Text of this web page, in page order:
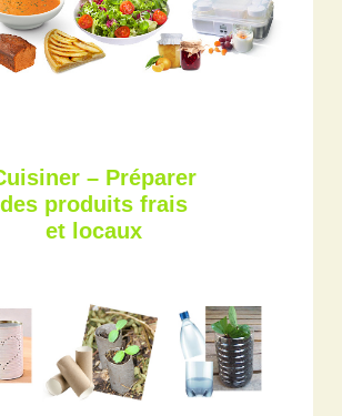
– Préparer
des produits frais
et locaux